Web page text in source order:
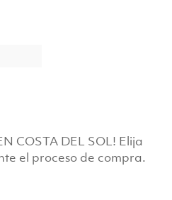
COSTA DEL SOL! Elija
el proceso de compra.